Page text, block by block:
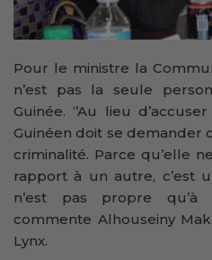
Pour le ministre la
n’est pas la seule
Guinée. ‘’Au lieu
Guinéen doit se demander
criminalité. Parce qu’elle
rapport à un autre, c’est
n’est pas propre qu’à
commente Alhouseiny
Lynx.